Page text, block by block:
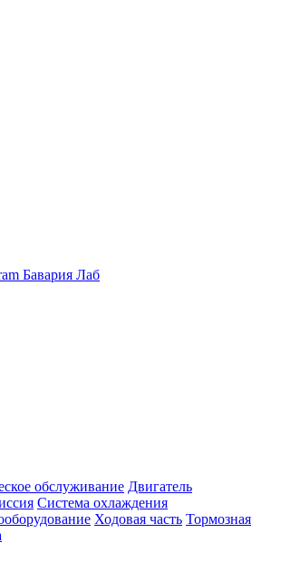
обслуживание Двигатель
Система охлаждения
Ходовая часть Тормозная